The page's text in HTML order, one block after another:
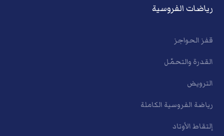
رياضات الفروسية
قفز الحواجز
القدرة والتحمّل
الترويض
رياضة الفروسية الكاملة
إلتقاط الأوتاد